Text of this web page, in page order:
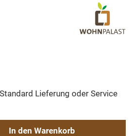
Lieferung oder Service
benutze die Schaltflächen um die Anzahl zu
In den Warenkorb